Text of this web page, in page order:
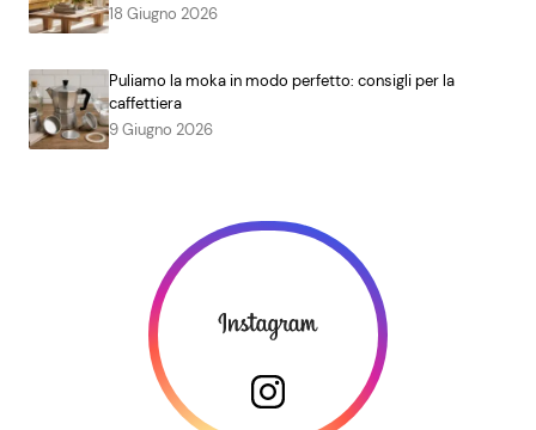
18 Giugno 2026
Puliamo la moka in modo perfetto: consigli per la
caffettiera
9 Giugno 2026